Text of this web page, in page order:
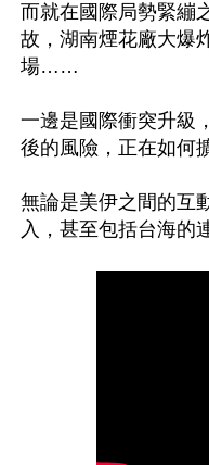
而就在國際局勢緊繃
故，湖南煙花廠大爆
場……
一邊是國際衝突升級
後的風險，正在如何
無論是美伊之間的互